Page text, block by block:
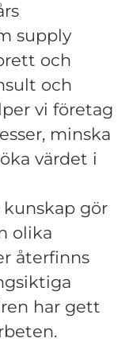
supply
och
och
vi företag
minska
värdet i
gör
olika
återfinns
har gett